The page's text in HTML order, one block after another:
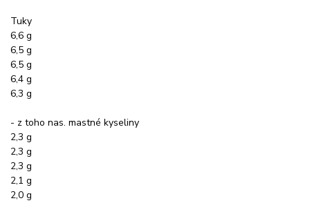
Tuky
6,6 g
6,5 g
6,5 g
6,4 g
6,3 g
- z toho nas. mastné kyseliny
2,3 g
2,3 g
2,3 g
2,1 g
2,0 g